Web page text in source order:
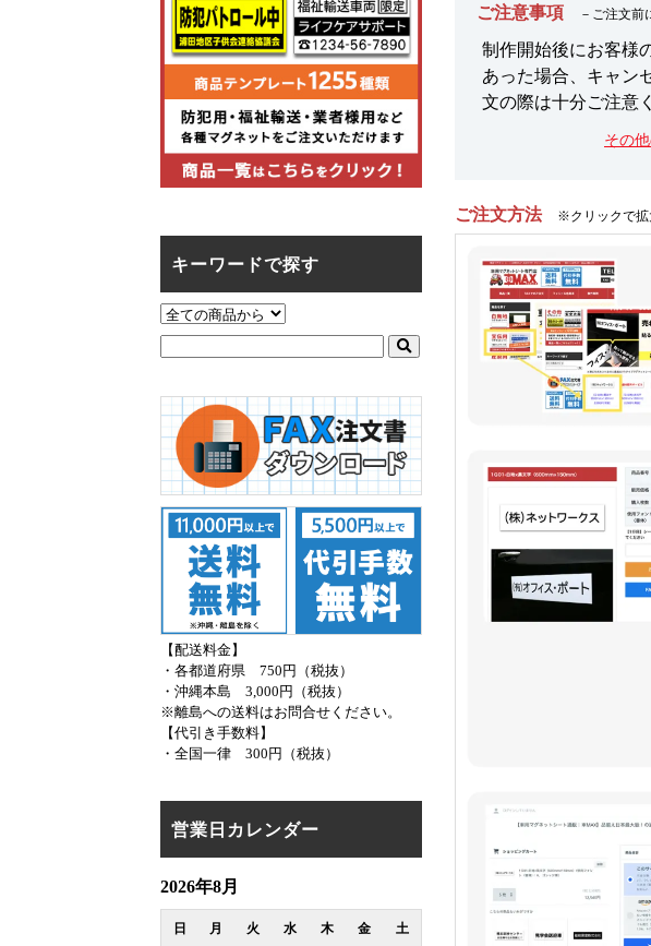
ご注意事項 －ご注文前
制作開始後にお客様
あった場合、キャン
文の際は十分ご注意
その
ご注文方法 ※クリックで拡
キーワードで探す
【配送料金】
・各都道府県 750円（税抜）
・沖縄本島 3,000円（税抜）
※離島への送料はお問合せください。
【代引き手数料】
・全国一律 300円（税抜）
営業日カレンダー
2026年8月
日 月 火 水 木 金 土